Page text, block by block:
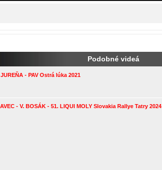
Podobné videá
- PAV Ostrá lúka 2021
- V. BOSÁK - 51. LIQUI MOLY Slovakia Rallye Tatry 2024